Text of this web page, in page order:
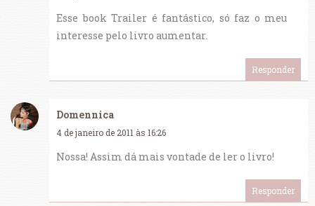
Esse book Trailer é fantástico, só faz o meu
interesse pelo livro aumentar.
Responder
Domennica
4 de janeiro de 2011 às 16:26
Nossa! Assim dá mais vontade de ler o livro!
Responder